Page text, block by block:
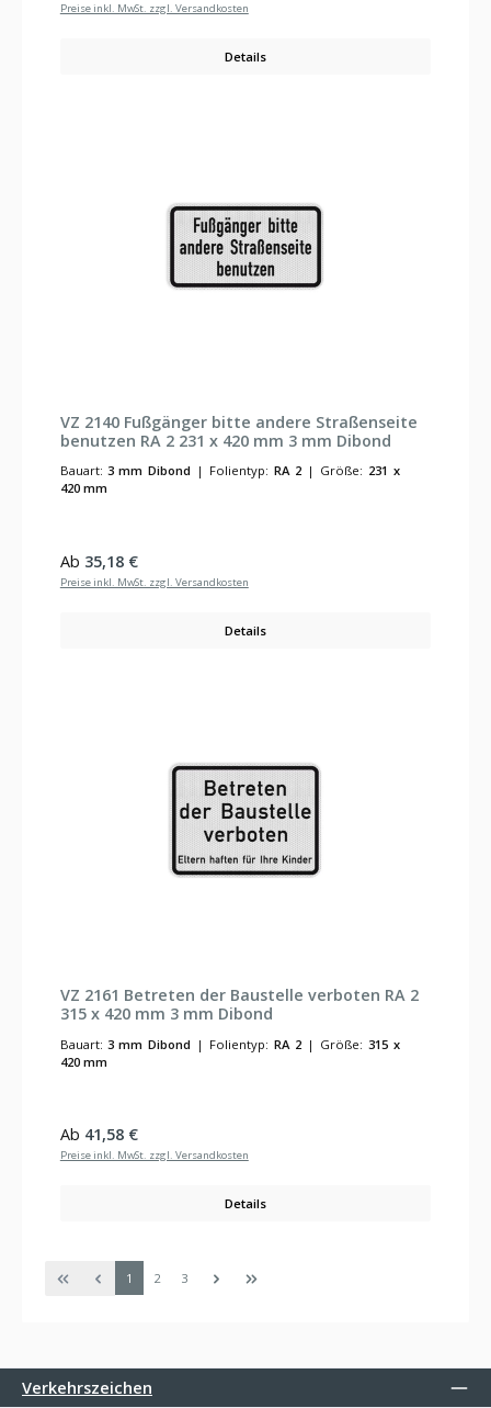
Preise inkl. MwSt. zzgl. Versandkosten
Details
VZ 2140 Fußgänger bitte andere Straßenseite
benutzen RA 2 231 x 420 mm 3 mm Dibond
Bauart: 3 mm Dibond | Folientyp: RA 2 | Größe: 231 x
420 mm
Regulärer Preis:
Ab 35,18 €
Preise inkl. MwSt. zzgl. Versandkosten
Details
VZ 2161 Betreten der Baustelle verboten RA 2
315 x 420 mm 3 mm Dibond
Bauart: 3 mm Dibond | Folientyp: RA 2 | Größe: 315 x
420 mm
Regulärer Preis:
Ab 41,58 €
Preise inkl. MwSt. zzgl. Versandkosten
Details
Seite
1 Seite
2 Seite
3
Verkehrszeichen